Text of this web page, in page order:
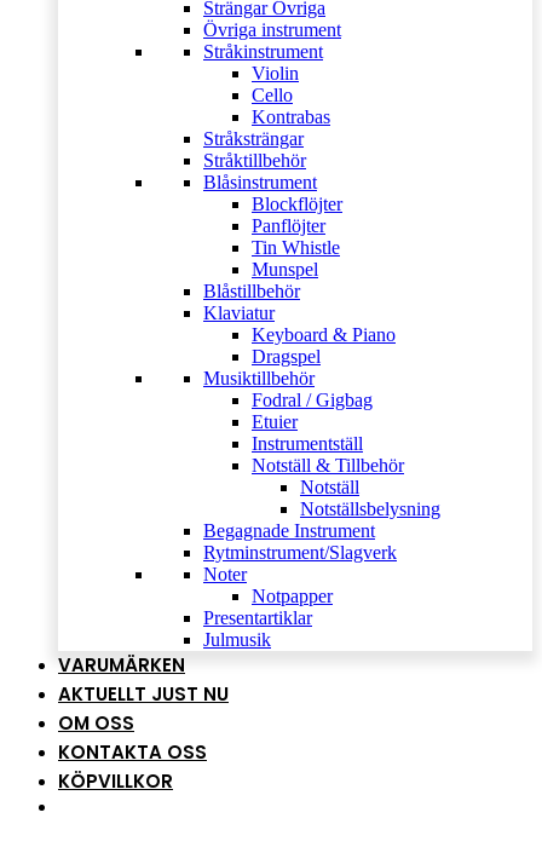
Strängar Övriga
Övriga instrument
Stråkinstrument
Violin
Cello
Kontrabas
Stråksträngar
Stråktillbehör
Blåsinstrument
Blockflöjter
Panflöjter
Tin Whistle
Munspel
Blåstillbehör
Klaviatur
Keyboard & Piano
Dragspel
Musiktillbehör
Fodral / Gigbag
Etuier
Instrumentställ
Notställ & Tillbehör
Notställ
Notställsbelysning
Begagnade Instrument
Rytminstrument/Slagverk
Noter
Notpapper
Presentartiklar
Julmusik
VARUMÄRKEN
AKTUELLT JUST NU
OM OSS
KONTAKTA OSS
KÖPVILLKOR